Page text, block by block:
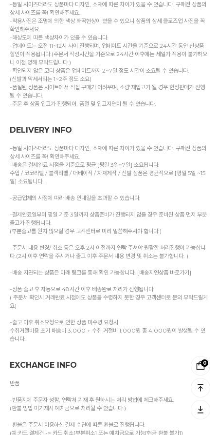
0
-동일 사이즈더라도 상품마다 디자인, 소재에 따른 차이가 있을 수 있습니다. 구매전 상품의
상세 사이즈를 꼭! 확인해주세요.
-착용사진은 조명에 의한 색상 왜곡현상이 있을 수 있으니 상품의 상세 클로즈업 사진을 꼭
확인해주세요.
-해상도에 따른 색상차이가 있을 수 있습니다.
-업데이트는 오전 11~12시 사이 진행되며, 업데이트 시간을 기준으로 24시간 동안 신상품
할인이 적용됩니다.(주문서 작성시간을 기준으로 24시간 이후에는 세일가 적용이 불가하오
니 이점 양해 부탁드립니다.)
-확인되지 않은 코디 상품은 업데이트까지 2~7일 정도 시간이 소요될 수 있습니다.
(신발과 악세서리는 1~2주 정도 소요)
-품절된 상품은 사이트에서 직접 구매가 어려우며, 소량 재입고가 될 경우 한정판매가 진행
될 수 있습니다.
-주문 후 상품 입고가 진행되어, 품절 및 입고지연이 될 수 있습니다.
DELIVERY INFO
-동일 사이즈더라도 상품마다 디자인, 소재에 따른 차이가 있을 수 있습니다. 구매전 상품의
상세 사이즈를 꼭! 확인해주세요.
-배송은 결제완료 시점을 기준으로 평균 [평일 3일~7일] 소요됩니다.
수입 / 코코라벨 / 블랙라벨 / 더베이직 / 자체제작 / 신발 상품은 평균적으로 [평일 5일 ~15
일] 소요됩니다.
-공급업체의 사정에 따라 배송 안내일을 초과할 수 있습니다.
-결제완료일부터 평일 기준 3일까지 상품준비가 진행되지 않을 경우 준비된 상품 먼저 부분
출고가 진행됩니다.
(부분출고를 원치 않으실 경우 고객센터로 미리 말씀해주셔야 합니다.)
-주문서 내용 변경/ 취소 등은 오후 2시 이전까지 연락 주셔야 원활한 처리진행이 가능합니
다.(2시 이후 연락을 주시거나 출고 이후 주문서 내용 변경 및 취소는 불가합니다. )
-배송 지연되는 상품은 아래 링크를 통해 확인 가능합니다. [배송지연상품 바로가기]
-상품 출고 후 자동으로 48시간 이후 배송완료 처리가 진행됩니다.
( 주문서 확인시 거래완료 시점에도 상품을 수령하지 못한 경우 고객센터로 문의 부탁드릴게
요)
-출고 이후 취소요청으로 인한 상품 미수령 요청시
수취거절비용 초기 배송비 3,000 + 수취 거절비 1,000원 총 4,000원이 발생될 수 있
습니다.
EXCHANGE INFO
반품
-반품지에 주문자 성함, 연락처 기재 후 원하시는 처리 방법에 체크해주세요.
(환불 방법 미기재시 예치금으로 처리될 수 있습니다.)
-환불은 주문시 이용하신 결제 수단에 따른 환불로 진행됩니다.
(예:카드 결제건 -> 카드 취소[부분취소] 또는 예치금으로 가능[현금 환불 불가])